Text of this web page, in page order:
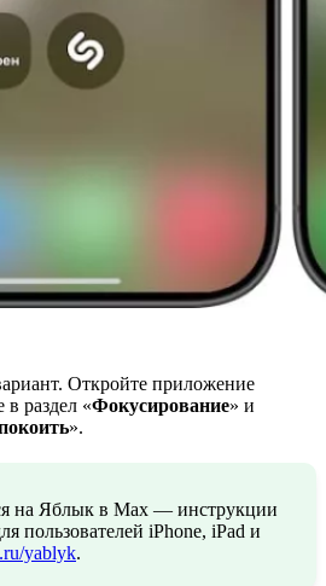
Откройте приложение
в раздел «Фокусирование» и
».
на Яблык в Max — инструкции
пользователей iPhone, iPad и
yablyk.